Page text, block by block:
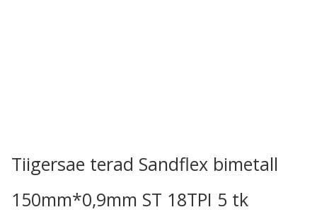
Tiigersae terad Sandflex bimetall
150mm*0,9mm ST 18TPI 5 tk